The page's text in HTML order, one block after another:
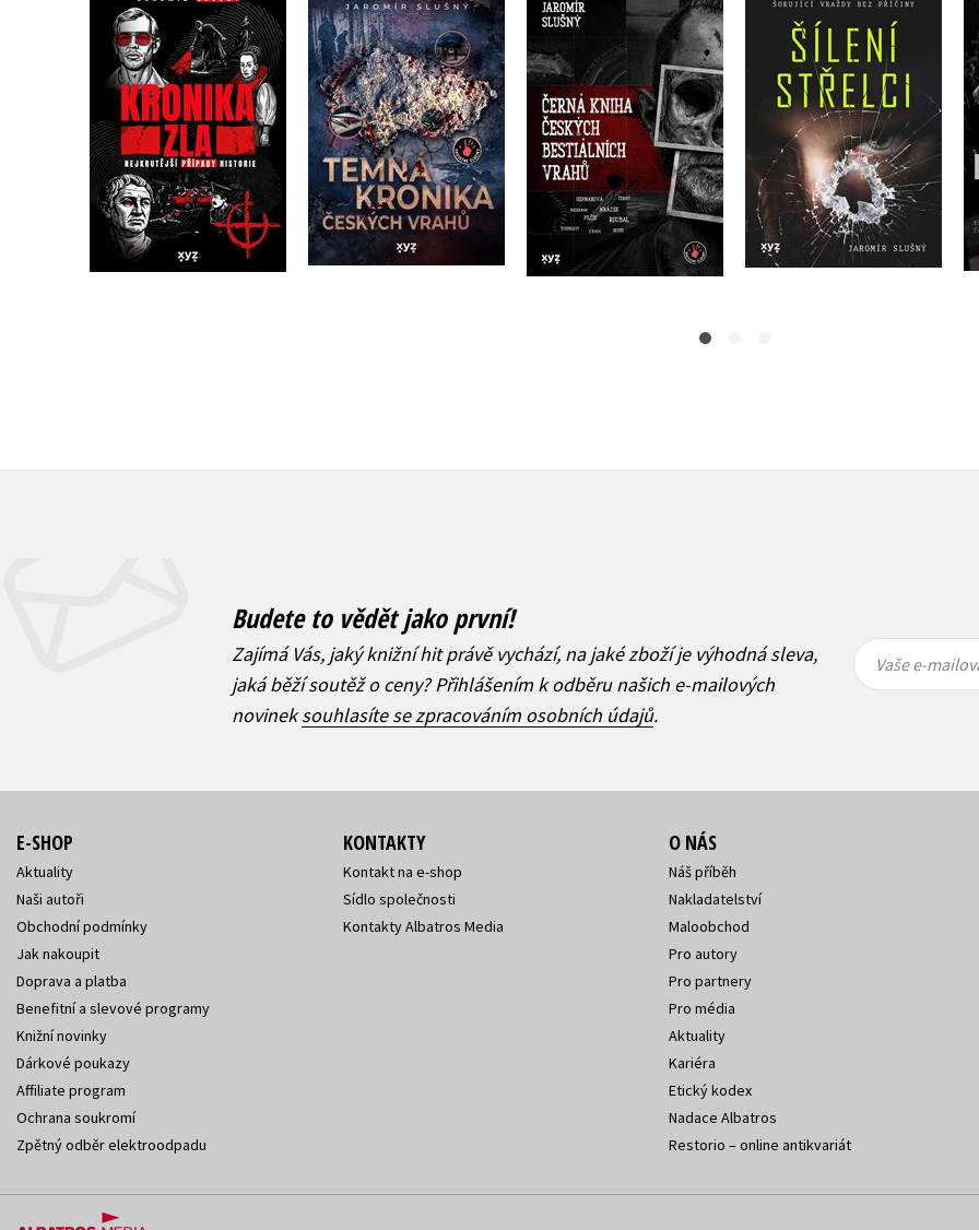
Kronika zla
Jaromír Slušný
Do košíku
469 Kč
375 Kč
Temná kronika
českých vrahů
Jaromír Slušný
Do košíku
399 Kč
319 Kč
Černá kniha českých
bestiálních vrahů
Jaromír Slušný
Do košíku
349 Kč
279 Kč
Šílení střelci
Jaromír Slušný
Do košíku
399 Kč
319 Kč
Budete to vědět jako první!
Zajímá Vás, jaký knižní hit právě vychází, na jaké zboží je výhodná sleva,
jaká běží soutěž o ceny? Přihlášením k odběru našich e-mailových
novineksouhlasíte se zpracováním osobních údajů.
Vaše e-
mailová
Vaše e-
mailová
Vaše e-
E-SHOP
Aktuality
Naši autoři
Obchodní podmínky
Jak nakoupit
Doprava a platba
Benefitní a slevové programy
Knižní novinky
Dárkové poukazy
Affiliate program
Ochrana soukromí
Zpětný odběr elektroodpadu
KONTAKTY
Kontakt na e-shop
Sídlo společnosti
Kontakty Albatros Media
O NÁS
Náš příběh
Nakladatelství
Maloobchod
Pro autory
Pro partnery
Pro média
Aktuality
Kariéra
Etický kodex
Nadace Albatros
Restorio – online antikvariát